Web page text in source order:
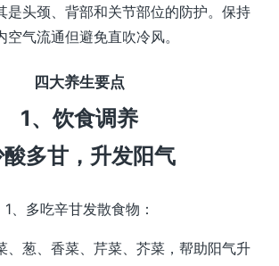
是头颈、背部和关节部位的防护。保持
空气流通但避免直吹冷风。
四大养生要点
1、饮食调养
酸多甘，升发阳气
1、多吃辛甘发散食物：
、葱、香菜、芹菜、芥菜，帮助阳气升